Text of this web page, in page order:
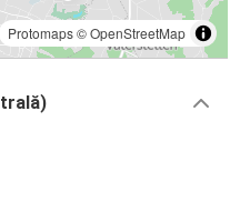
Protomaps©OpenStreetMap